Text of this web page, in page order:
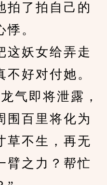
拍了拍自己的
。
妖女给弄走
好对付她。
即将泄露，
围百里将化为
草不生，再无
臂之力？帮忙